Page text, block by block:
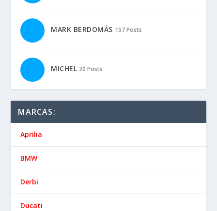
MARK BERDOMÁS 157 Posts
MICHEL 20 Posts
MARCAS:
Aprilia
BMW
Derbi
Ducati